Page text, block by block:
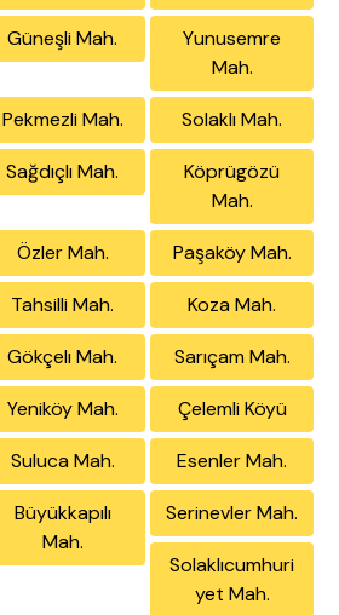
Güneşli Mah.
Yunusemre
Mah.
Pekmezli Mah. Solaklı Mah.
Sağdıçlı Mah.
Köprügözü
Mah.
Özler Mah. Paşaköy Mah.
Tahsilli Mah. Koza Mah.
Gökçelı Mah. Sarıçam Mah.
Yeniköy Mah. Çelemli Köyü
Suluca Mah. Esenler Mah.
Büyükkapılı
Mah.
Serinevler Mah.
Solaklıcumhuri
yet Mah.